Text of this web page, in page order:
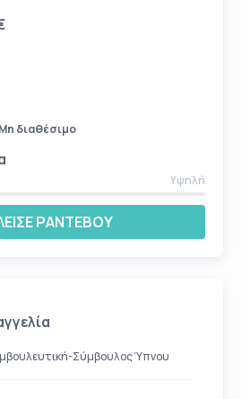
ΡΑΝΤΕΒΟΥ
Υψηλή
Μη διαθέσιμο
Σύμβουλος Ύπνου